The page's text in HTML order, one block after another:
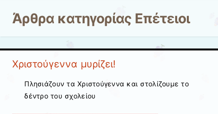
Άρθρα κατηγορίας Επέτειοι
Χριστούγεννα μυρίζει!
Πλησιάζουν τα Χριστούγεννα και στολίζουμε το
δέντρο του σχολείου